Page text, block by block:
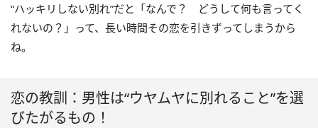
“ハッキリしない別れ”だと「なんで？ どうして何も言ってく
れないの？」って、長い時間その恋を引きずってしまうから
ね。
恋の教訓：男性は“ウヤムヤに別れること”を選
びたがるもの！